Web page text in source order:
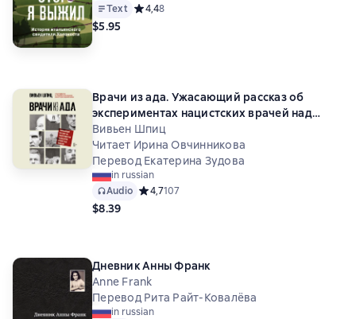
Text Средний рейтинг 4,4 на основе 8 оценок
4,48
$5.95
Врачи из ада. Ужасающий рассказ об
экспериментах нацистских врачей над
людьми
Вивьен Шпиц
Читает Ирина Овчинникова
Перевод Екатерина Зудова
in russian
Audio Средний рейтинг 4,7 на основе 107 оценок
4,7107
$8.39
Дневник Анны Франк
Anne Frank
Перевод Рита Райт-Ковалёва
in russian